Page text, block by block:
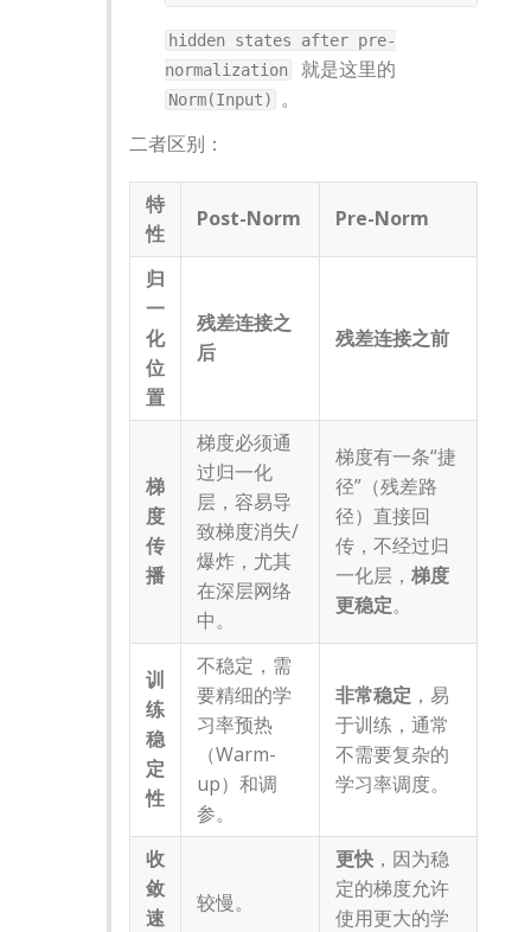
hidden states after pre-
normalization
Norm(Input)
。
二者区别：
特
性
Post-Norm Pre-Norm
归
一
化
位
置
残差连接之
后
残差连接之前
梯
度
传
播
梯度必须通
过归一化
层，容易导
致梯度消失/
爆炸，尤其
在深层网络
中。
梯度有一条“捷
径”（残差路
径）直接回
传，不经过归
一化层， 梯度
更稳定。
训
练
稳
定
性
不稳定，需
要精细的学
习率预热
（Warm-
up）和调
参。
非常稳定 ，易
于训练，通常
不需要复杂的
学习率调度。
收
敛
速
较慢。
更快 ，因为稳
定的梯度允许
使用更大的学